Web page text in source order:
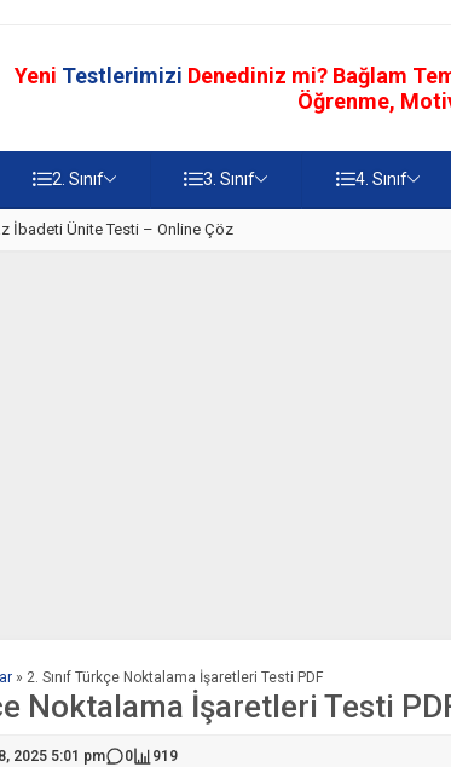
Yeni Testlerimizi Denediniz mi? Bağlam
Öğrenme,
2. Sınıf 3. Sınıf 4. Sınıf
İbadeti Ünite Testi – Online Çöz
» 2. Sınıf Türkçe Noktalama İşaretleri Testi PDF
Noktalama İşaretleri Testi
2025 5:01 pm 0 919